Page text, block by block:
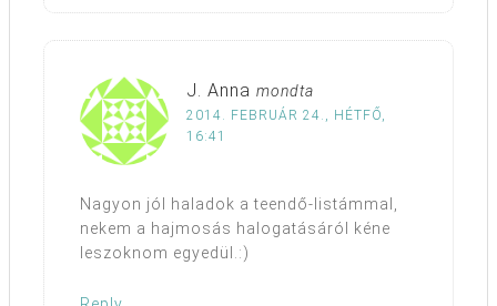
J. Anna mondta
2014. FEBRUÁR 24., HÉTFŐ,
16:41
Nagyon jól haladok a teendő-listámmal,
nekem a hajmosás halogatásáról kéne
leszoknom egyedül.:)